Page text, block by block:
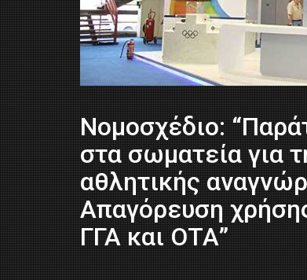
Νομοσχέδιο:
στα σωματεία για
αθλητικής
Απαγόρευση
ΓΓΑ και ΟΤΑ”